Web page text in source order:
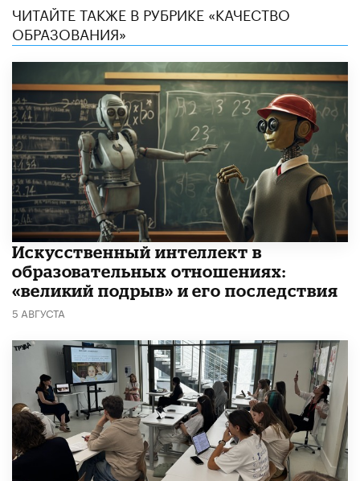
ЧИТАЙТЕ ТАКЖЕ В РУБРИКЕ «КАЧЕСТВО
ОБРАЗОВАНИЯ»
​Искусственный интеллект в
образовательных отношениях:
«великий подрыв» и его последствия
5 АВГУСТА